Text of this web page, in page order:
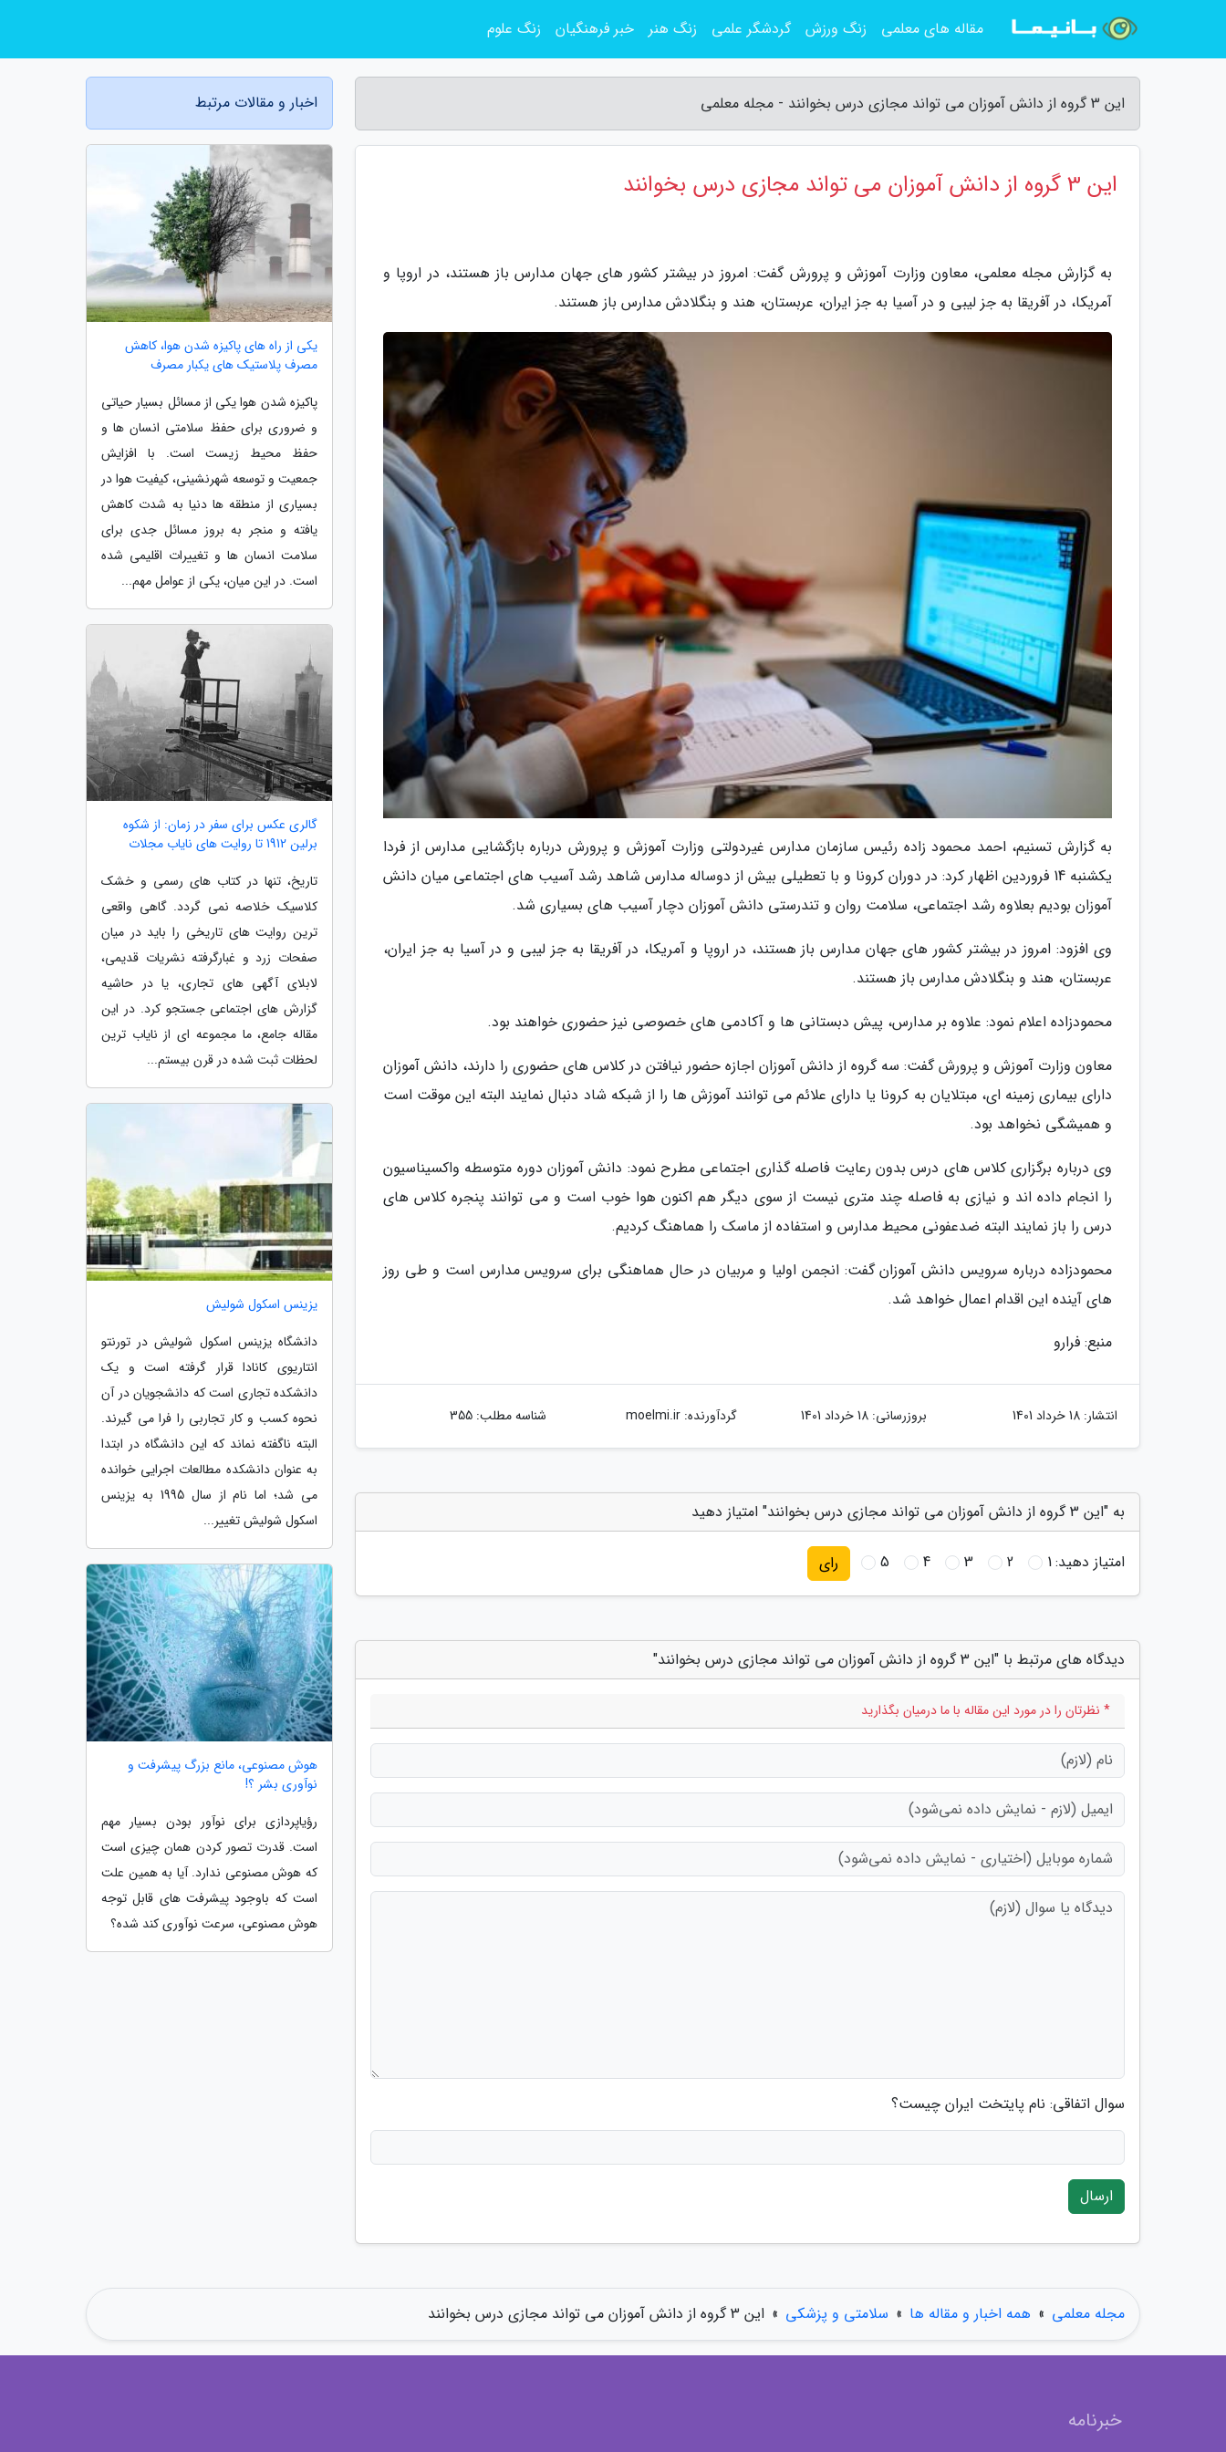
این 3 گروه از دانش آموزان می تواند مجازی درس بخوانند - مجله معلمی
این 3 گروه از دانش آموزان می تواند مجازی درس بخوانند
به گزارش مجله معلمی، معاون وزارت آموزش و پرورش گفت: امروز در بیشتر کشور های جهان مدارس باز هستند، در اروپا و
آمریکا، در آفریقا به جز لیبی و در آسیا به جز ایران، عربستان، هند و بنگلادش مدارس باز هستند.
به گزارش تسنیم، احمد محمود زاده رئیس سازمان مدارس غیردولتی وزارت آموزش و پرورش درباره بازگشایی مدارس از فردا
یکشنبه 14 فروردین اظهار کرد: در دوران کرونا و با تعطیلی بیش از دوساله مدارس شاهد رشد آسیب های اجتماعی میان دانش
آموزان بودیم بعلاوه رشد اجتماعی، سلامت روان و تندرستی دانش آموزان دچار آسیب های بسیاری شد.
وی افزود: امروز در بیشتر کشور های جهان مدارس باز هستند، در اروپا و آمریکا، در آفریقا به جز لیبی و در آسیا به جز ایران،
عربستان، هند و بنگلادش مدارس باز هستند.
محمودزاده اعلام نمود: علاوه بر مدارس، پیش دبستانی ها و آکادمی های خصوصی نیز حضوری خواهند بود.
معاون وزارت آموزش و پرورش گفت: سه گروه از دانش آموزان اجازه حضور نیافتن در کلاس های حضوری را دارند، دانش آموزان
دارای بیماری زمینه ای، مبتلایان به کرونا یا دارای علائم می توانند آموزش ها را از شبکه شاد دنبال نمایند البته این موقت است
و همیشگی نخواهد بود.
وی درباره برگزاری کلاس های درس بدون رعایت فاصله گذاری اجتماعی مطرح نمود: دانش آموزان دوره متوسطه واکسیناسیون
را انجام داده اند و نیازی به فاصله چند متری نیست از سوی دیگر هم اکنون هوا خوب است و می توانند پنجره کلاس های
درس را باز نمایند البته ضدعفونی محیط مدارس و استفاده از ماسک را هماهنگ کردیم.
محمودزاده درباره سرویس دانش آموزان گفت: انجمن اولیا و مربیان در حال هماهنگی برای سرویس مدارس است و طی روز
های آینده این اقدام اعمال خواهد شد.
منبع: فرارو
انتشار: 18 خرداد 1401 بروزرسانی: 18 خرداد 1401 گردآورنده:moelmi.ir شناسه مطلب: 355
به "این 3 گروه از دانش آموزان می تواند مجازی درس بخوانند" امتیاز دهید
امتیاز دهید:1
2
3
4
5 رای
دیدگاه های مرتبط با "این 3 گروه از دانش آموزان می تواند مجازی درس بخوانند"
* نظرتان را در مورد این مقاله با ما درمیان بگذارید
سوال اتفاقی: نام پایتخت ایران چیست؟
ارسال
اخبار و مقالات مرتبط
یکی از راه های پاکیزه شدن هوا، کاهش
مصرف پلاستیک های یکبار مصرف
پاکیزه شدن هوا یکی از مسائل بسیار حیاتی
و ضروری برای حفظ سلامتی انسان ها و
حفظ محیط زیست است. با افزایش
جمعیت و توسعه شهرنشینی، کیفیت هوا در
بسیاری از منطقه ها دنیا به شدت کاهش
یافته و منجر به بروز مسائل جدی برای
سلامت انسان ها و تغییرات اقلیمی شده
است. در این میان، یکی از عوامل مهم...
گالری عکس برای سفر در زمان: از شکوه
برلین 1912 تا روایت های نایاب مجلات
تاریخ، تنها در کتاب های رسمی و خشک
کلاسیک خلاصه نمی گردد. گاهی واقعی
ترین روایت های تاریخی را باید در میان
صفحات زرد و غبارگرفته نشریات قدیمی،
لابلای آگهی های تجاری، یا در حاشیه
گزارش های اجتماعی جستجو کرد. در این
مقاله جامع، ما مجموعه ای از نایاب ترین
لحظات ثبت شده در قرن بیستم...
یزینس اسکول شولیش
دانشگاه یزینس اسکول شولیش در تورنتو
انتاریوی کانادا قرار گرفته است و یک
دانشکده تجاری است که دانشجویان در آن
نحوه کسب و کار تجاربی را فرا می گیرند.
البته ناگفته نماند که این دانشگاه در ابتدا
به عنوان دانشکده مطالعات اجرایی خوانده
می شد؛ اما نام از سال 1995 به یزینس
اسکول شولیش تغییر...
هوش مصنوعی، مانع بزرگ پیشرفت و
نوآوری بشر ؟!
رؤیاپردازی برای نوآور بودن بسیار مهم
است. قدرت تصور کردن همان چیزی است
که هوش مصنوعی ندارد. آیا به همین علت
است که باوجود پیشرفت های قابل توجه
هوش مصنوعی، سرعت نوآوری کند شده؟
مجله معلمی » همه اخبار و مقاله ها » سلامتی و پزشکی » این 3 گروه از دانش آموزان می تواند مجازی درس بخوانند
مقاله های معلمی زنگ ورزش گردشگر علمی زنگ هنر خبر فرهنگیان زنگ علوم
خبرنامه